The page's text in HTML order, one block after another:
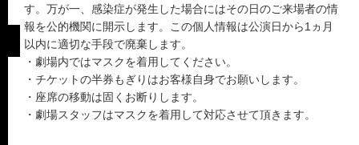
す。万が一、感染症が発生した場合にはその日のご来場者の情
報を公的機関に開示します。この個人情報は公演日から1ヵ月
以内に適切な手段で廃棄します。
・劇場内ではマスクを着用してください。
・チケットの半券もぎりはお客様自身でお願いします。
・座席の移動は固くお断りします。
・劇場スタッフはマスクを着用して対応させて頂きます。